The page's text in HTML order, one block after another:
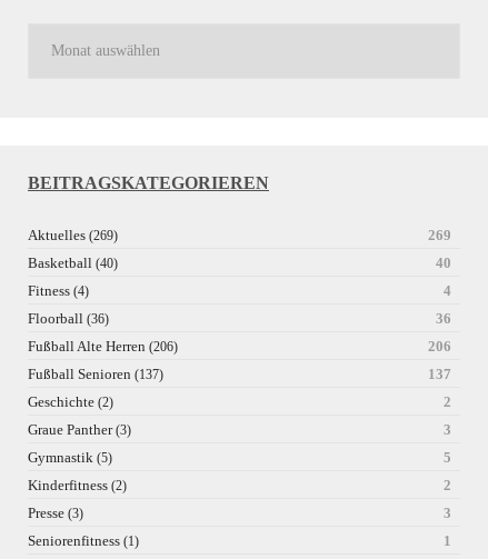
BEITRAGSKATEGORIEREN
Aktuelles (269)
269
Basketball (40)
40
Fitness (4)
4
Floorball (36)
36
Fußball Alte Herren (206)
206
Fußball Senioren (137)
137
Geschichte (2)
2
Graue Panther(3)
3
Gymnastik (5)
5
Kinderfitness (2)
2
Presse (3)
3
Seniorenfitness (1)
1